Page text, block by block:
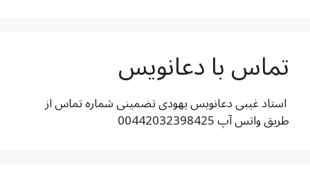
تماس با دعانویس
استاد غیبی دعانویس یهودی تضمینی شماره تماس از
طریق واتس آپ 00442032398425